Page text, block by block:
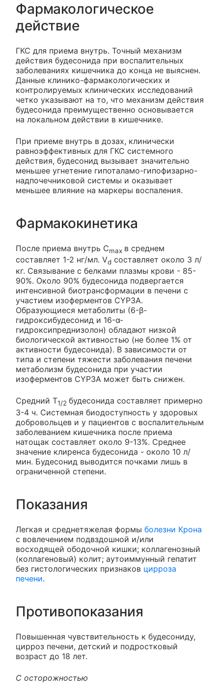
Фармакологическое
действие
ГКС для приема внутрь. Точный механизм
действия будесонида при воспалительных
заболеваниях кишечника до конца не выяснен.
Данные клинико-фармакологических и
контролируемых клинических исследований
четко указывают на то, что механизм действия
будесонида преимущественно основывается
на локальном действии в кишечнике.
При приеме внутрь в дозах, клинически
равноэффективных для ГКС системного
действия, будесонид вызывает значительно
меньшее угнетение гипоталамо-гипофизарно-
надпочечниковой системы и оказывает
меньшее влияние на маркеры воспаления.
Фармакокинетика
После приема внутрь Cmax в среднем
составляет 1-2 нг/мл. Vd составляет около 3 л/
кг. Связывание с белками плазмы крови - 85-
90%. Около 90% будесонида подвергается
интенсивной биотрансформации в печени с
участием изоферментов CYP3A.
Образующиеся метаболиты (6-β-
гидроксибудесонид и 16-α-
гидроксипреднизолон) обладают низкой
биологической активностью (не более 1% от
активности будесонида). В зависимости от
типа и степени тяжести заболевания печени
метаболизм будесонида при участии
изоферментов CYP3A может быть снижен.
Средний T1/2 будесонида составляет примерно
3-4 ч. Системная биодоступность у здоровых
добровольцев и у пациентов с воспалительным
заболеванием кишечника после приема
натощак составляет около 9-13%. Среднее
значение клиренса будесонида - около 10 л/
мин. Будесонид выводится почками лишь в
ограниченной степени.
Показания
Легкая и среднетяжелая формы болезни Крона
с вовлечением подвздошной и/или
восходящей ободочной кишки; коллагенозный
(коллагеновый) колит; аутоиммунный гепатит
без гистологических признаков цирроза
печени.
Противопоказания
Повышенная чувствительность к будесониду,
цирроз печени, детский и подростковый
возраст до 18 лет.
С осторожностью